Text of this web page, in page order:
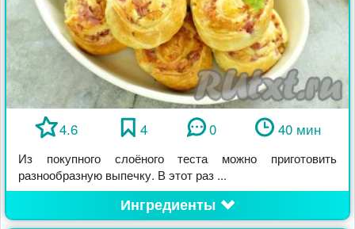
4.6 4 0 40 мин
Из покупного слоёного теста можно приготовить
разнообразную выпечку. В этот раз ...
Ингредиенты